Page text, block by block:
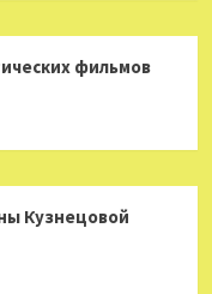
фильмов
Кузнецовой